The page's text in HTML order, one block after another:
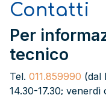
Contatti
Per
tecnico
Tel. 011.859990 (dal
14.30-17.30; venerdì